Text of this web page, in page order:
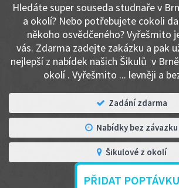
Hledáte super souseda studnaře v
a okolí? Nebo potřebujete cokoli
někoho osvědčeného? Vyřešmito
vás. Zdarma zadejte zakázku a pak
nejlepší z nabídek našich Šikulů v
okolí . Vyřešmito ... levněji a
Zadání zdarma
Nabídky bez závazku
Šikulové z okolí
PŘIDAT POPTÁVKU